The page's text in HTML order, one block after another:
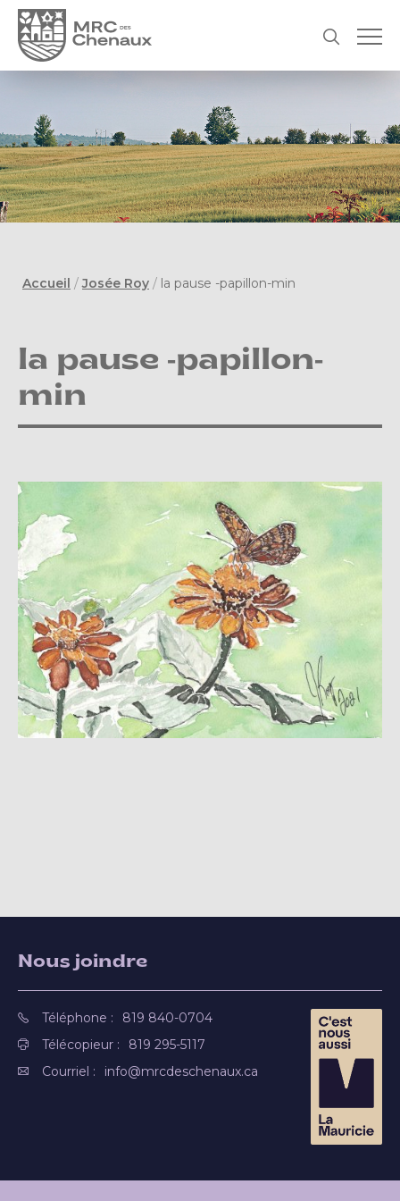
Accueil /Josée Roy / la pause -papillon-min
la pause -papillon-
min
Nous joindre
Téléphone :
819 840-0704
Télécopieur :
819 295-5117
Courriel :
info@mrcdeschenaux.ca